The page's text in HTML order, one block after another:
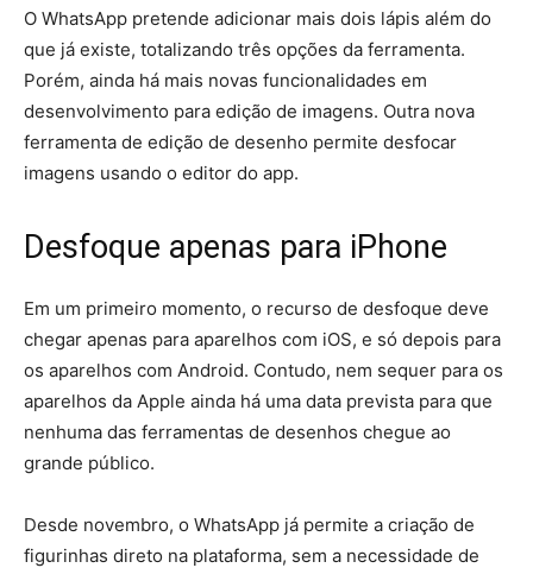
O WhatsApp pretende adicionar mais dois lápis além do
que já existe, totalizando três opções da ferramenta.
Porém, ainda há mais novas funcionalidades em
desenvolvimento para edição de imagens. Outra nova
ferramenta de edição de desenho permite desfocar
imagens usando o editor do app.
Desfoque apenas para iPhone
Em um primeiro momento, o recurso de desfoque deve
chegar apenas para aparelhos com iOS, e só depois para
os aparelhos com Android. Contudo, nem sequer para os
aparelhos da Apple ainda há uma data prevista para que
nenhuma das ferramentas de desenhos chegue ao
grande público.
Desde novembro, o WhatsApp já permite a criação de
figurinhas direto na plataforma, sem a necessidade de